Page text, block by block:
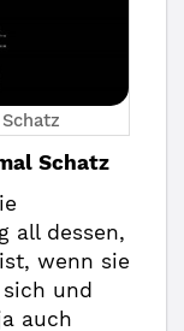
Schatz
all dessen,
wenn sie
und
auch